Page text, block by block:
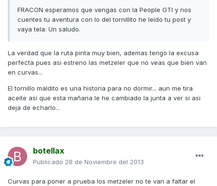
FRACON esperamos que vengas con la People GTI y nos
cuentes tu aventura con lo del tornillito he leído tu post y
vaya tela. Un saludo.
La verdad que la ruta pinta muy bien, ademas tengo la excusa
perfecta pues asi estreno las metzeler que no veas que bien van
en curvas...
El tornillo maldito es una historia para no dormir... aun me tira
aceite asi que esta mañana le he cambiado la junta a ver si asi
deja de echarlo...
botellax
Publicado 28 de Noviembre del 2013
Curvas para poner a prueba los metzeler no te van a faltar el